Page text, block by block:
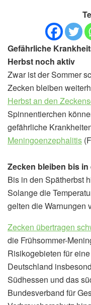
Gefährliche
Herbst noch aktiv
Zwar ist der Sommer
Zecken bleiben
Herbst an den
Spinnentierchen
gefährliche
Meningoenzephalitis
Zecken bleiben bis
Bis in den Spätherbst
Solange die
gelten die Warnungen
Zecken übertragen
die Frühsommer-
Risikogebieten für
Deutschland
Südhessen und das
Bundesverband für